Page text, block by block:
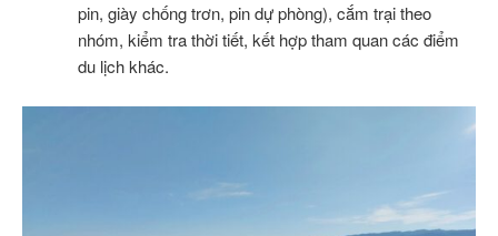
pin, giày chống trơn, pin dự phòng), cắm trại theo
nhóm, kiểm tra thời tiết, kết hợp tham quan các điểm
du lịch khác.